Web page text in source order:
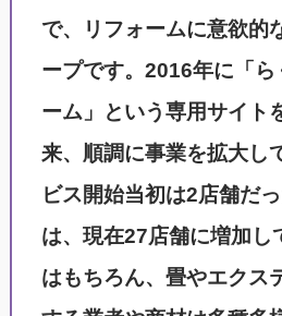
で、リフォームに意欲的
ープです。2016年に「ら
ーム」という専用サイト
来、順調に事業を拡大し
ビス開始当初は2店舗だ
は、現在27店舗に増加し
はもちろん、畳やエクス